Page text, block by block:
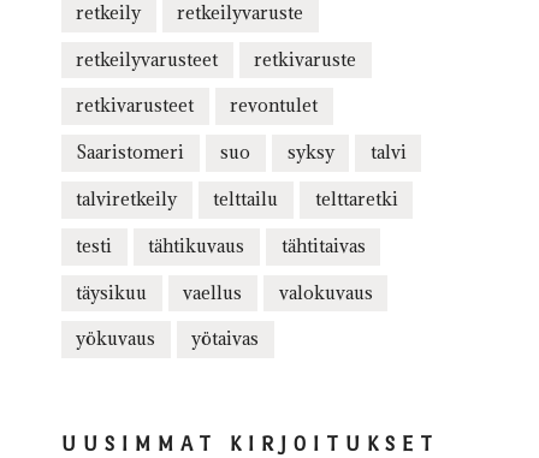
retkeily retkeilyvaruste
retkeilyvarusteet retkivaruste
retkivarusteet revontulet
Saaristomeri suo syksy talvi
talviretkeily telttailu telttaretki
testi tähtikuvaus tähtitaivas
täysikuu vaellus valokuvaus
yökuvaus yötaivas
UUSIMMAT KIRJOITUKSET